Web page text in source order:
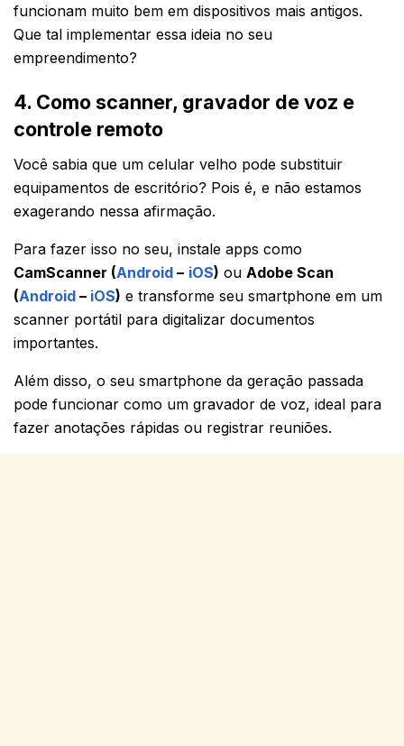
funcionam muito bem em dispositivos mais antigos.
Que tal implementar essa ideia no seu
empreendimento?
4. Como scanner, gravador de voz e
controle remoto
Você sabia que um celular velho pode substituir
equipamentos de escritório? Pois é, e não estamos
exagerando nessa afirmação.
Para fazer isso no seu, instale apps como
CamScanner (Android – iOS) ou Adobe Scan
(Android – iOS) e transforme seu smartphone em um
scanner portátil para digitalizar documentos
importantes.
Além disso, o seu smartphone da geração passada
pode funcionar como um gravador de voz, ideal para
fazer anotações rápidas ou registrar reuniões.